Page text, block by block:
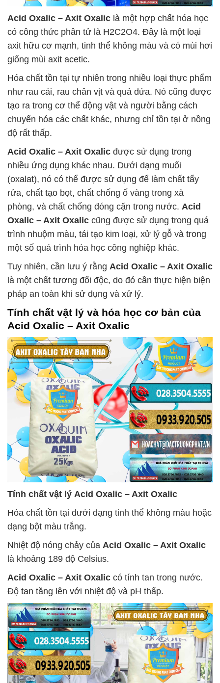
Acid Oxalic – Axit Oxalic là một hợp chất hóa học
có công thức phân tử là H2C2O4. Đây là một loại
axit hữu cơ mạnh, tinh thể không màu và có mùi hơi
giống mùi axit acetic.
Hóa chất tồn tại tự nhiên trong nhiều loại thực phẩm
như rau cải, rau chân vịt và quả dứa. Nó cũng được
tạo ra trong cơ thể động vật và người bằng cách
chuyển hóa các chất khác, nhưng chỉ tồn tại ở nồng
độ rất thấp.
Acid Oxalic – Axit Oxalic được sử dụng trong
nhiều ứng dụng khác nhau. Dưới dạng muối
(oxalat), nó có thể được sử dụng để làm chất tẩy
rửa, chất tạo bọt, chất chống ố vàng trong xà
phòng, và chất chống đóng cặn trong nước. Acid
Oxalic – Axit Oxalic cũng được sử dụng trong quá
trình nhuộm màu, tái tạo kim loại, xử lý gỗ và trong
một số quá trình hóa học công nghiệp khác.
Tuy nhiên, cần lưu ý rằng Acid Oxalic – Axit Oxalic
là một chất tương đối độc, do đó cần thực hiện biện
pháp an toàn khi sử dụng và xử lý.
Tính chất vật lý và hóa học cơ bản của
Acid Oxalic – Axit Oxalic
Tính chất vật lý Acid Oxalic – Axit Oxalic
Hóa chất tồn tại dưới dạng tinh thể không màu hoặc
dạng bột màu trắng.
Nhiệt độ nóng chảy của Acid Oxalic – Axit Oxalic
là khoảng 189 độ Celsius.
Acid Oxalic – Axit Oxalic có tính tan trong nước.
Độ tan tăng lên với nhiệt độ và pH thấp.